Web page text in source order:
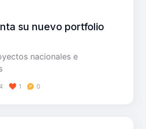
su nuevo portfolio
nacionales e
1 0